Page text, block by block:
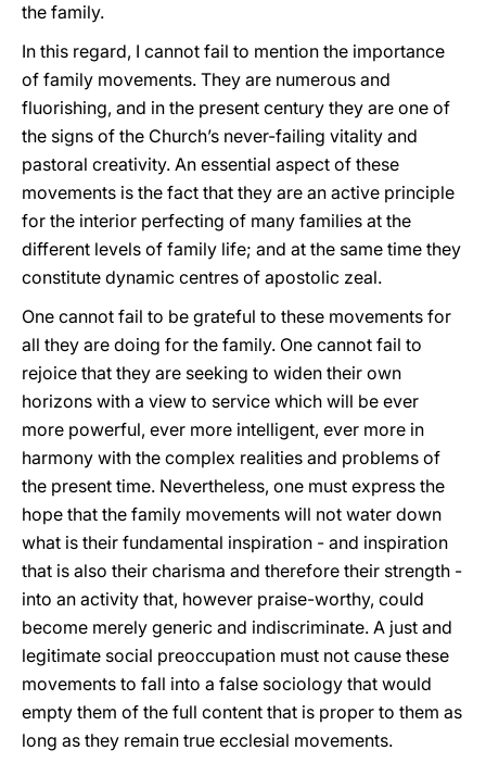
the family.
In this regard, I cannot fail to mention the importance
of family movements. They are numerous and
fluorishing, and in the present century they are one of
the signs of the Church’s never-failing vitality and
pastoral creativity. An essential aspect of these
movements is the fact that they are an active principle
for the interior perfecting of many families at the
different levels of family life; and at the same time they
constitute dynamic centres of apostolic zeal.
One cannot fail to be grateful to these movements for
all they are doing for the family. One cannot fail to
rejoice that they are seeking to widen their own
horizons with a view to service which will be ever
more powerful, ever more intelligent, ever more in
harmony with the complex realities and problems of
the present time. Nevertheless, one must express the
hope that the family movements will not water down
what is their fundamental inspiration - and inspiration
that is also their charisma and therefore their strength -
into an activity that, however praise-worthy, could
become merely generic and indiscriminate. A just and
legitimate social preoccupation must not cause these
movements to fall into a false sociology that would
empty them of the full content that is proper to them as
long as they remain true ecclesial movements.